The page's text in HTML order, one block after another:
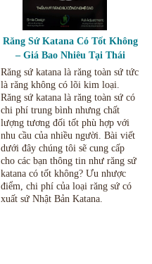
Răng Sứ Katana Có Tốt Không
– Giá Bao Nhiêu Tại Thái
Nguyên.
Răng sứ katana là răng toàn sứ tức
là răng không có lõi kim loại.
Răng sứ katana là răng toàn sứ có
chi phí trung bình nhưng chất
lượng tương đối tốt phù hợp với
nhu cầu của nhiều người. Bài viết
dưới đây chúng tôi sẽ cung cấp
cho các bạn thông tin như răng sứ
katana có tốt không? Ưu nhược
điểm, chi phí của loại răng sứ có
xuất sứ Nhật Bản Katana.